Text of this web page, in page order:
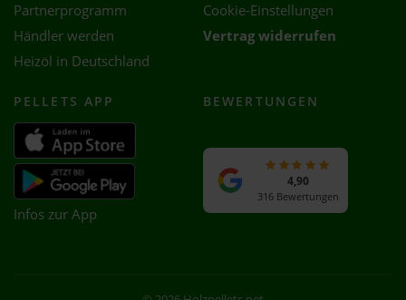
Partnerprogramm
Händler werden
Heizöl in Deutschland
Cookie-Einstellungen
Vertrag widerrufen
PELLETS APP
Infos zur App
BEWERTUNGEN
4,90
316 Bewertungen